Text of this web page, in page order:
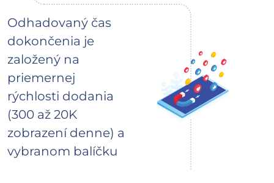
Odhadovaný čas
dokončenia je
založený na
priemernej
rýchlosti dodania
(300 až 20K
zobrazení denne) a
vybranom balíčku